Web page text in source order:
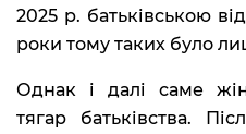
2025 р. батьківською
роки тому таких було
Однак і далі саме
тягар батьківства.